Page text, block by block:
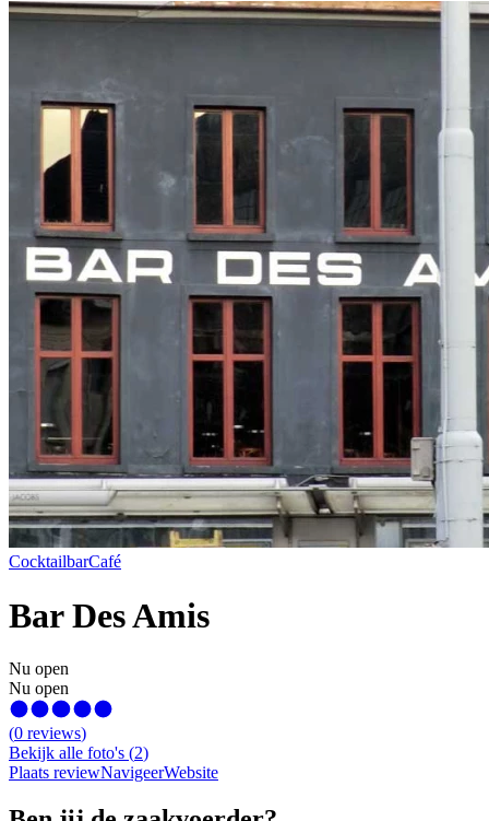
CocktailbarCafé
Bar Des Amis
Nu open
Nu open
(0 reviews)
Bekijk alle foto's (2)
Plaats reviewNavigeerWebsite